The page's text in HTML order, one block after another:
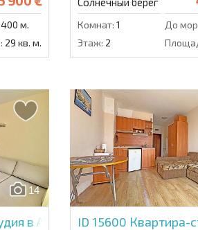
400 м.
29 кв. м.
Комнат: 1 До
Этаж: 2
14
в Амадеус 19ID 15600 Квартира-